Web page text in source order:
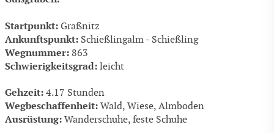
Startpunkt: Graßnitz
Ankunftspunkt: Schießlingalm - Schießling
Wegnummer: 863
Schwierigkeitsgrad: leicht
Gehzeit: 4.17 Stunden
Wegbeschaffenheit: Wald, Wiese, Almboden
Ausrüstung: Wanderschuhe, feste Schuhe